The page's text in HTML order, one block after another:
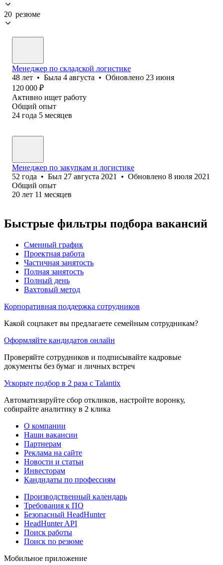
20 резюме
Менеджер по складской логистике
48 лет • Была 4 августа • Обновлено 23 июня
120 000 ₽
Активно ищет работу
Общий опыт
24 года 5 месяцев
Менеджер по закупкам и логистике
52 года • Был 27 августа 2021 • Обновлено 8 июля 2021
Общий опыт
20 лет 11 месяцев
Быстрые фильтры подбора вакансий
Сменный график
Проектная работа
Частичная занятость
Полная занятость
Полный день
Вахтовый метод
Корпоративная поддержка сотрудников
Какой соцпакет вы предлагаете семейным сотрудникам?
Оформляйте кандидатов онлайн
Проверяйте сотрудников и подписывайте кадровые
документы без бумаг и личных встреч
Ускорьте подбор в 2 раза с Talantix
Автоматизируйте сбор откликов, настройте воронку,
собирайте аналитику в 2 клика
О компании
Наши вакансии
Партнерам
Реклама на сайте
Новости и статьи
Инвесторам
Кандидаты по профессиям
Производственный календарь
Требования к ПО
Безопасный HeadHunter
HeadHunter API
Поиск работы
Поиск по резюме
Мобильное приложение